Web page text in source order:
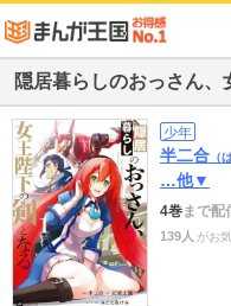
隠居暮らしのおっさん、
少年
半二合 （
…他▼
4巻まで配
139人 がお